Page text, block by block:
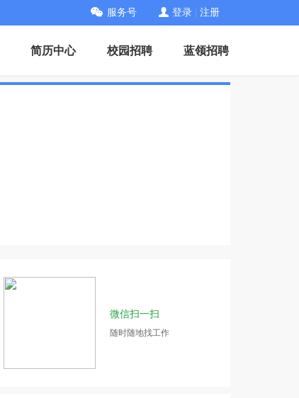
服务号 登录 注册
简历中心 校园招聘 蓝领招聘
微信扫一扫
随时随地找工作